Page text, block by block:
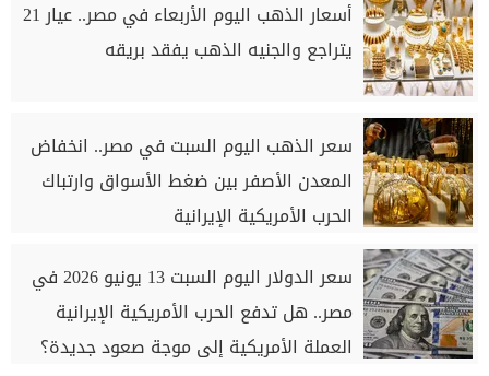
أسعار الذهب اليوم الأربعاء في مصر.. عيار 21
يتراجع والجنيه الذهب يفقد بريقه
سعر الذهب اليوم السبت في مصر.. انخفاض
المعدن الأصفر بين ضغط الأسواق وارتباك
الحرب الأمريكية الإيرانية
سعر الدولار اليوم السبت 13 يونيو 2026 في
مصر.. هل تدفع الحرب الأمريكية الإيرانية
العملة الأمريكية إلى موجة صعود جديدة؟